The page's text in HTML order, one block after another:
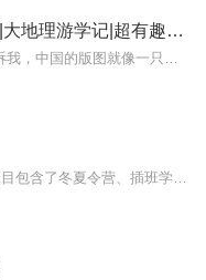
《大中国地理游学记》|大地理游学记|超有趣小学地理